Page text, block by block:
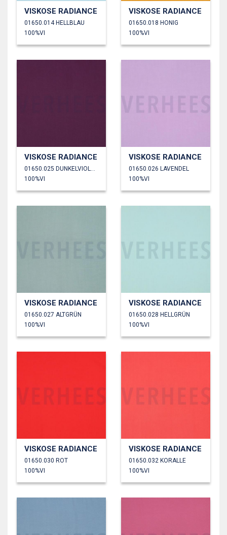
VISKOSE RADIANCE
01650.014 HELLBLAU
100%VI
VISKOSE RADIANCE
01650.018 HONIG
100%VI
VISKOSE RADIANCE
100%VI
VISKOSE RADIANCE
01650.026 LAVENDEL
100%VI
VISKOSE RADIANCE
01650.027 ALTGRÜN
100%VI
VISKOSE RADIANCE
01650.028 HELLGRÜN
100%VI
VISKOSE RADIANCE
01650.030 ROT
100%VI
VISKOSE RADIANCE
01650.032 KORALLE
100%VI